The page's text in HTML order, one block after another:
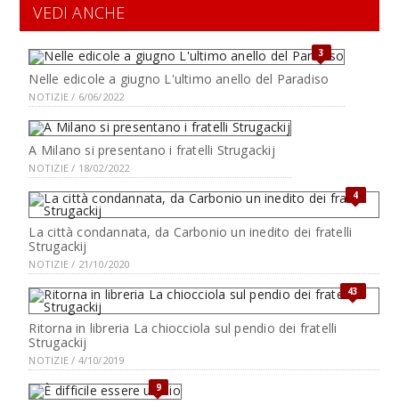
VEDI ANCHE
3
Nelle edicole a giugno L'ultimo anello del Paradiso
NOTIZIE / 6/06/2022
A Milano si presentano i fratelli Strugackij
NOTIZIE / 18/02/2022
4
La città condannata, da Carbonio un inedito dei fratelli
Strugackij
NOTIZIE / 21/10/2020
43
Ritorna in libreria La chiocciola sul pendio dei fratelli
Strugackij
NOTIZIE / 4/10/2019
9